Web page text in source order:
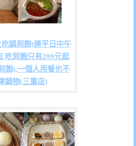
鍋到飽)連平日中午
吃到飽只有299元起
飽),一個人用餐也不
鍋物(三重店)